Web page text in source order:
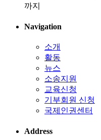
까지
Navigation
소개
활동
뉴스
소송지원
교육신청
기부회원 신청
국제인권센터
Address